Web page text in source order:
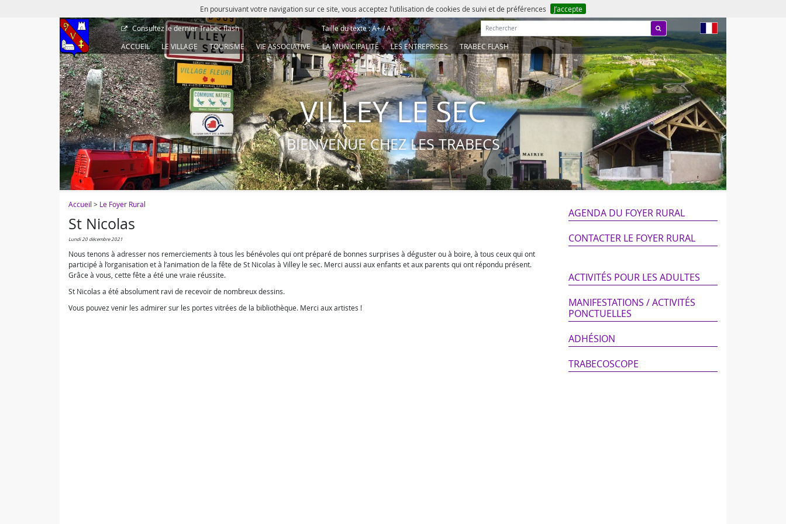
En poursuivant votre navigation sur ce site, vous acceptez l’utilisation de cookies de suivi et de préférences J’accepte
Consultez le dernierTrabec flash Taille du texte :A+/A- Rechercher :
ACCUEIL
LE VILLAGE TOURISME VIE ASSOCIATIVE LA MUNICIPALITÉ LES ENTREPRISES TRABEC FLASH
VILLEY LE SEC
BIENVENUE CHEZ LES TRABECS
Accueil > Le Foyer Rural
St Nicolas
lundi 20 décembre 2021
Nous tenons à adresser nos remerciements à tous les bénévoles qui ont préparé de bonnes surprises à déguster ou à boire, à tous ceux qui ont
participé à l’organisation et à l’animation de la fête de St Nicolas à Villey le sec. Merci aussi aux enfants et aux parents qui ont répondu présent.
Grâce à vous, cette fête a été une vraie réussite.
St Nicolas a été absolument ravi de recevoir de nombreux dessins.
Vous pouvez venir les admirer sur les portes vitrées de la bibliothèque. Merci aux artistes !
AGENDA DU FOYER RURAL
CONTACTER LE FOYER RURAL
ACTIVITÉS POUR LES ADULTES
MANIFESTATIONS / ACTIVITÉS
PONCTUELLES
ADHÉSION
TRABECOSCOPE